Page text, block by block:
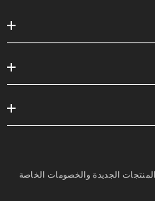
الجديدة والخصومات الخاصة